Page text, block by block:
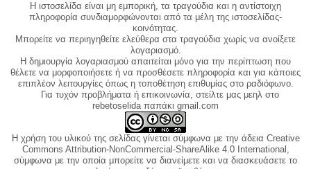
Η ιστοσελίδα είναι μη εμπορική, τα τραγούδια και η αντίστοιχη
πληροφορία συνδιαμορφώνονται από τα μέλη της ιστοσελίδας-
κοινότητας.
Μπορείτε να περιηγηθείτε ελεύθερα στα τραγούδια χωρίς να ανοίξετε
λογαριασμό.
Η δημιουργία λογαριασμού απαιτείται μόνο για την περίπτωση που
θέλετε να μορφοποιήσετε ή να προσθέσετε πληροφορία και για κάποιες
επιπλέον λειτουργίες όπως η τοποθέτηση επιθυμίας στο ραδιόφωνο.
Για τυχόν προβλήματα ή επικοινωνία, στείλτε μας μεηλ στο
rebetoselida παπάκι gmail.com
Η χρήση του υλικού της σελίδας γίνεται σύμφωνα με την άδεια Creative
Commons Attribution-NonCommercial-ShareAlike 4.0 International,
σύμφωνα με την οποία μπορείτε να διανείμετε και να διασκευάσετε το